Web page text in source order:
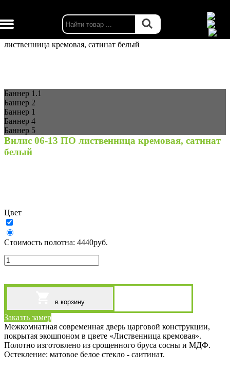
Двери межкомнатныеЕпорта складВилис 06-13 ПО
лиственница кремовая, сатинат белый
Баннер 1.1
Баннер 2
Баннер 1
Баннер 4
Баннер 5
Вилис 06-13 ПО лиственница кремовая, сатинат
белый
Цвет
Стоимость полотна: 4440руб.
в корзину
Заказть замер
Межкомнатная современная дверь царговой конструкции,
покрытая экошпоном в цвете «Лиственница кремовая».
Полотно изготовлено из срощенного бруса сосны и МДФ.
Остекление: матовое белое стекло - саитинат.